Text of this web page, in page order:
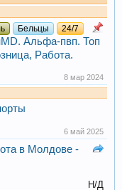
Бельцы
24/7
Альфа-пвп. Топ
Работа.
8 мар 2024
6 май 2025
в Молдове -
Н/Д